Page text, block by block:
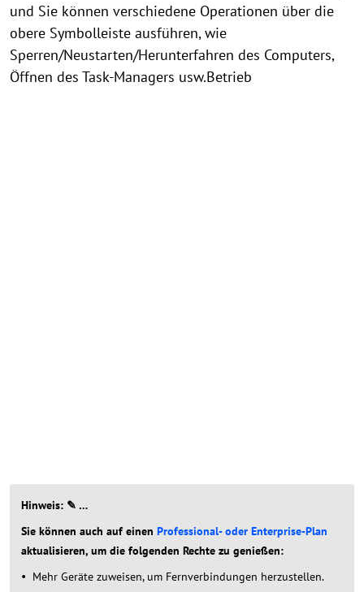
und Sie können verschiedene Operationen über die
obere Symbolleiste ausführen, wie
Sperren/Neustarten/Herunterfahren des Computers,
Öffnen des Task-Managers usw.Betrieb
Hinweis: ✎ …
Sie können auch auf einen Professional- oder Enterprise-Plan
aktualisieren, um die folgenden Rechte zu genießen:
Mehr Geräte zuweisen, um Fernverbindungen herzustellen.